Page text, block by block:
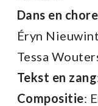
Dans en
Éryn
Tessa
Tekst en zang
Compositie: